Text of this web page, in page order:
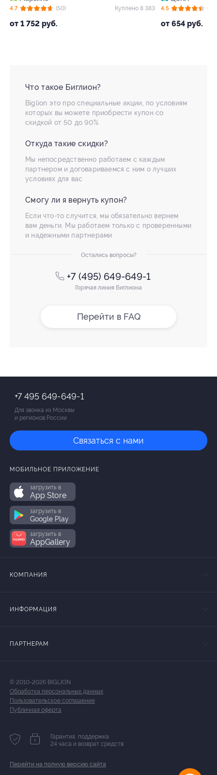
Куплено 8 383
от 654 руб.
4.5 Куплено 3 622
от
4.5
Что такое Биглион?
Biglion это про специальные акции, по условиям
которых вы можете приобрести купон со
скидкой от 50 до 90%
Откуда такие скидки?
Мы непосредственно работаем с каждым
партнером и договариваемся с ним о лучших
условиях для вас
Смогу ли я вернуть купон?
Если что-то случится, мы обязательно вернем
вам деньги. Мы работаем только с проверенными
и надежными партнерами
Остались вопросы?
+7 (495) 649-649-1
Горячая линия Биглиона
Перейти в FAQ
+7 495 649-649-1
Для звонка из Москвы
и регионов России
Связаться с нами
МОБИЛЬНОЕ ПРИЛОЖЕНИЕ
загрузить в
App Store
загрузить в
Google Play
загрузить в
AppGallery
КОМПАНИЯ
ИНФОРМАЦИЯ
ПАРТНЕРАМ
© 2010-2026 BIGLION
Обработка персональных данных
Пользовательское соглашение
Публичная оферта
Гарантия, поддержка
24 часа и возврат средств
Перейти на полную версию сайта